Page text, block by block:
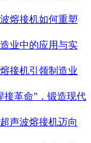
熔接机如何重塑
业中的应用与实
接机引领制造业
接革命”，锻造现代
声波熔接机迈向